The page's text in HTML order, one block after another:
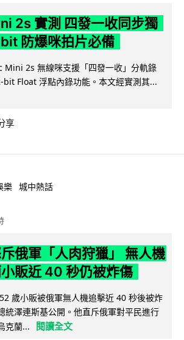
2s 實測 四發一收同步獨
防爆咪拍片必備
Mini 2s 無線咪支援「四發一收」分軌錄
bit Float 浮點內錄功能。本文經實測其...
享
樂 城中熱話
俄軍「人肉狩獵」 無人機
販近 40 秒仍被炸傷
歲小販被俄軍無人機追擊近 40 秒後被炸
統澤連斯基公開。他直斥俄軍對平民進行
克蘭...
閱讀全文